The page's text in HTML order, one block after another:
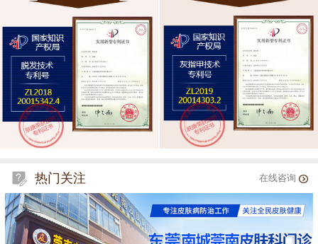
热门关注 在线咨询